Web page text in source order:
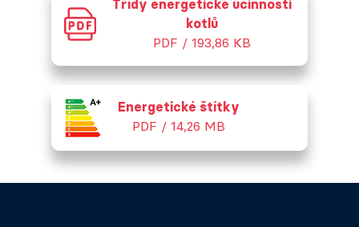
Třídy energetické účinnosti
kotlů
PDF / 193,86 KB
Energetické štítky
PDF / 14,26 MB